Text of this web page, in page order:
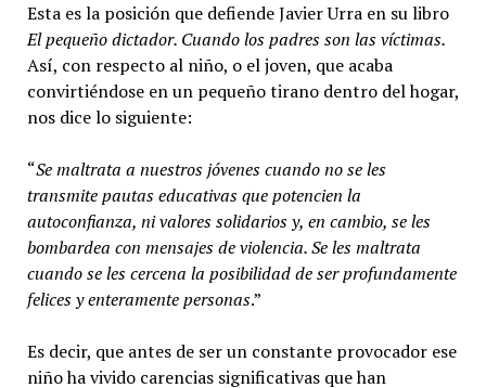
Esta es la posición que defiende Javier Urra en su libro
El pequeño dictador. Cuando los padres son las víctimas.
Así, con respecto al niño, o el joven, que acaba
convirtiéndose en un pequeño tirano dentro del hogar,
nos dice lo siguiente:
“Se maltrata a nuestros jóvenes cuando no se les
transmite pautas educativas que potencien la
autoconfianza, ni valores solidarios y, en cambio, se les
bombardea con mensajes de violencia. Se les maltrata
cuando se les cercena la posibilidad de ser profundamente
felices y enteramente personas.”
Es decir, que antes de ser un constante provocador ese
niño ha vivido carencias significativas que han